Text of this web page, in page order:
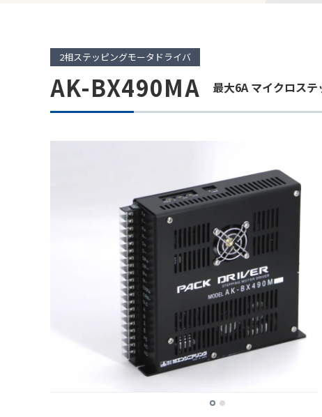
2相ステッピングモータドライバ
AK-BX490MA 最大6A マイクロス